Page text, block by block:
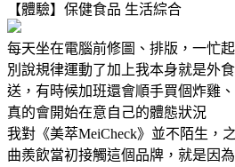
【體驗】保健食品 生活綜合
每天坐在電腦前修圖、排版，一忙
別說規律運動了加上我本身就是外
送，有時候加班還會順手買個炸雞
真的會開始在意自己的體態狀況
我對《美萃MeiCheck》並不陌生，
曲羨飲當初接觸這個品牌，就是因